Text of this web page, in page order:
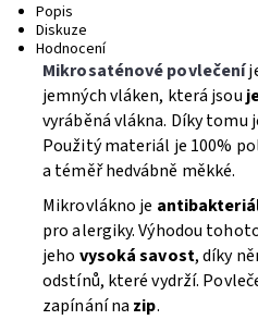
Popis
Diskuze
Hodnocení
Mikrosaténové povlečení
jemných vláken, která jsou
vyráběná vlákna. Díky tomu
Použitý materiál je 100%
a téměř hedvábně měkké.
Mikrovlákno je
pro alergiky. Výhodou
jeho vysoká savost, díky
odstínů, které vydrží.
zapínání na zip.